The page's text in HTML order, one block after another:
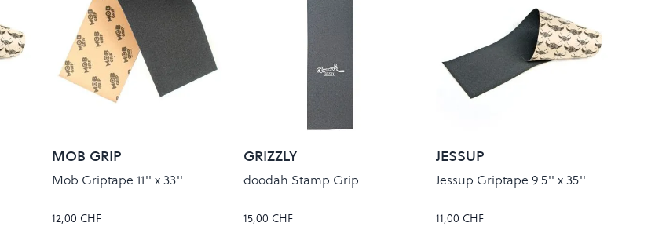
MOB GRIP
Mob Griptape 11'' x 33''
12,00 CHF
GRIZZLY
doodah Stamp Grip
15,00 CHF
JESSUP
Jessup Griptape 9.5'' x 35''
11,00 CHF